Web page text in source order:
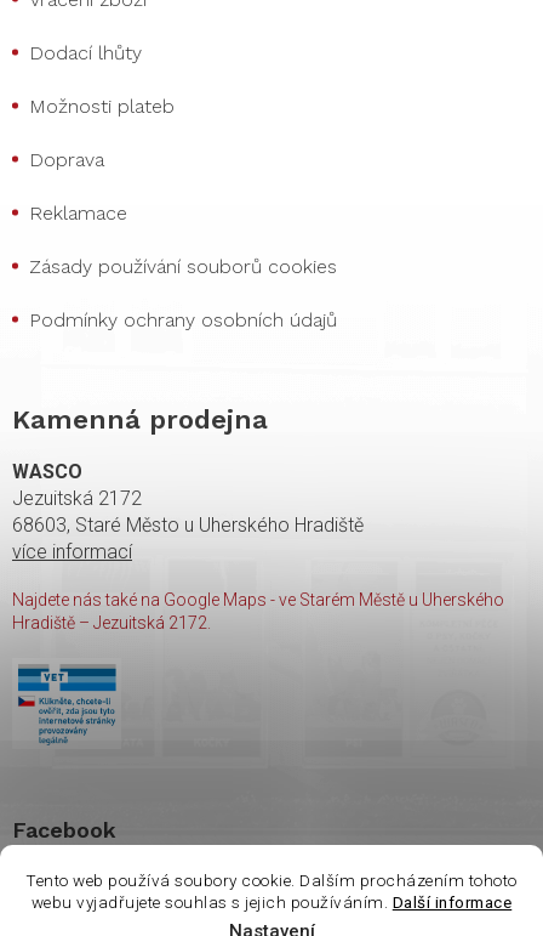
Tento web používá soubory cookie. Dalším procházením tohoto
webu vyjadřujete souhlas s jejich používáním. Další informace
Nastavení
Dodací lhůty
Možnosti plateb
Doprava
Reklamace
Zásady používání souborů cookies
Podmínky ochrany osobních údajů
Kamenná prodejna
WASCO
Jezuitská 2172
68603, Staré Město u Uherského Hradiště
více informací
Najdete nás také na Google Maps - ve Starém Městě u Uherského
Hradiště – Jezuitská 2172.
Facebook